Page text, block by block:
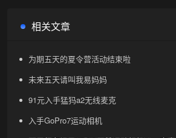
相关文章
为期五天的夏令营活动结束啦
未来五天请叫我易妈妈
91元入手猛犸a2无线麦克
入手GoPro7运动相机